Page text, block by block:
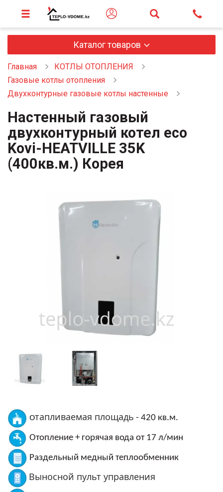
Каталог товаров
Главная
КОТЛЫ ОТОПЛЕНИЯ
Газовые котлы отопления
Двухконтурные газовые котлы настенные
Настенный газовый
двухконтурный котел eco
Kovi-HEATVILLE 35K
(400кв.м.) Корея
Отапливаемая площадь - 420 кв.м.
Отопление + горячая вода от 17 л/мин
Раздельный медный теплообменник
Выносной пульт управления